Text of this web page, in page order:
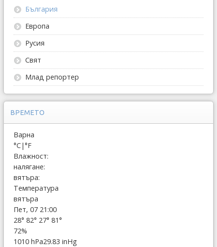
България
Европа
Русия
Свят
Млад репортер
ВРЕМЕТО
Варна
°C|°F
Влажност:
налягане:
вятъра:
Температура
вятъра
Пет, 07 21:00
28° 82° 27° 81°
72%
1010 hPa29.83 inHg